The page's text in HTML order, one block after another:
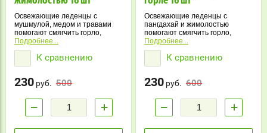
Освежающие леденцы с
мушмулой, медом и травами
помогают смягчить горло,
уменьшить першение и
подарить ощущение свежести.
Компактная упаковка удобна
для дома, офиса и поездок.
Подробнее...
К сравнению
500
230 руб.
− +
Освежающие леденцы с
пангдахай и жимолостью
помогают смягчить горло,
уменьшить першение и
подарить ощущение свежести.
Травяная формула и мятные
нотки делают их комфортными
использования.
Подробнее...
К сравнению
600
230 руб.
− +